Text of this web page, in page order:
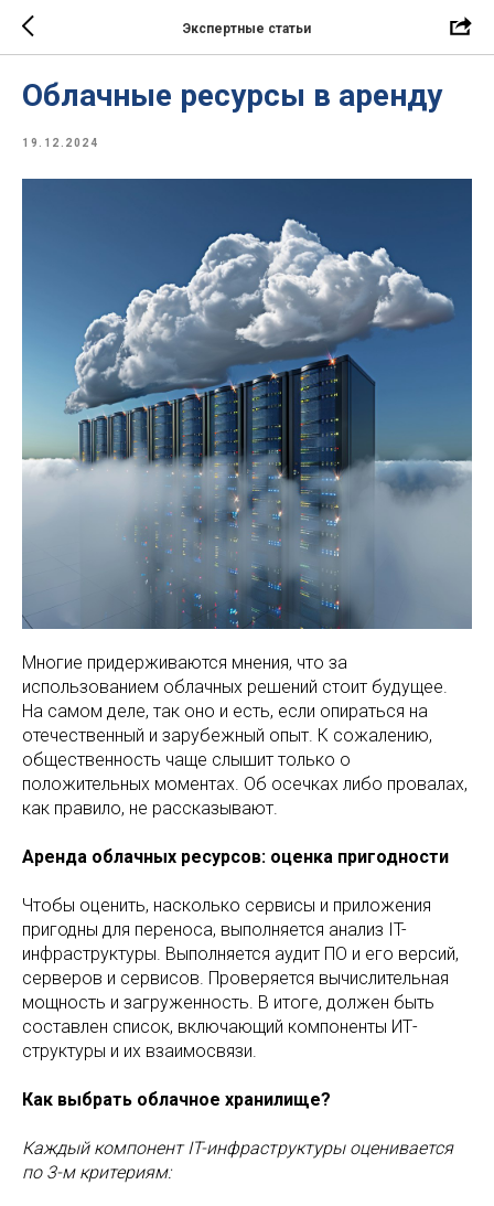
Экспертные статьи
Облачные ресурсы в аренду
19.12.2024
Многие придерживаются мнения, что за
использованием облачных решений стоит будущее.
На самом деле, так оно и есть, если опираться на
отечественный и зарубежный опыт. К сожалению,
общественность чаще слышит только о
положительных моментах. Об осечках либо провалах,
как правило, не рассказывают.
Аренда облачных ресурсов: оценка пригодности
Чтобы оценить, насколько сервисы и приложения
пригодны для переноса, выполняется анализ IT-
инфраструктуры. Выполняется аудит ПО и его версий,
серверов и сервисов. Проверяется вычислительная
мощность и загруженность. В итоге, должен быть
составлен список, включающий компоненты ИТ-
структуры и их взаимосвязи.
Как выбрать облачное хранилище?
Каждый компонент IT-инфраструктуры оценивается
по 3-м критериям: